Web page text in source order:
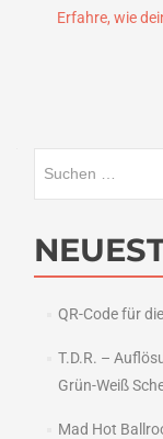
Erfahre, wie
QR-Code für
T.D.R. –
Grün-Weiß
Mad Hot